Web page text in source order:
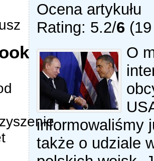
Ocena artykułu
Rating: 5.2/6
O
informowaliśmy
także o udziale